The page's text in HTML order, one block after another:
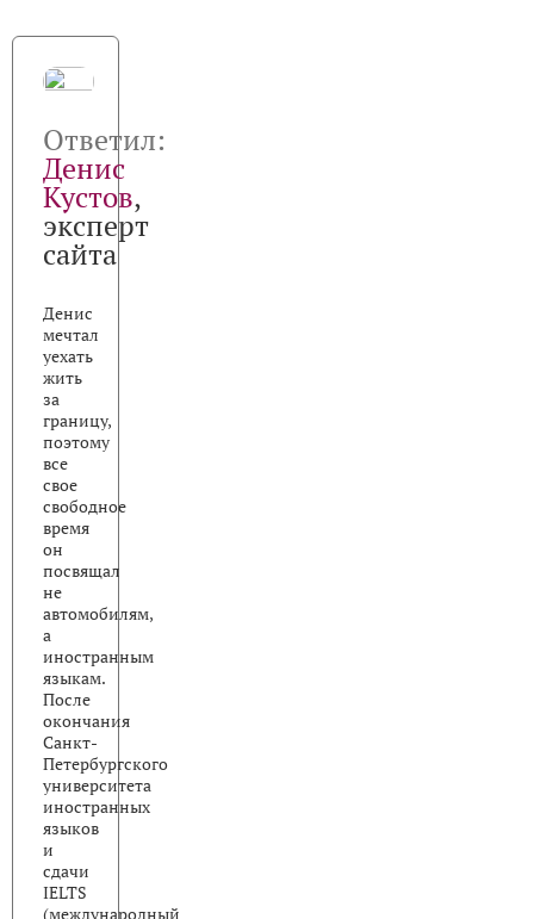
Ответил:
Денис
Кустов,
эксперт
сайта
Денис
мечтал
уехать
жить
за
границу,
поэтому
все
свое
свободное
время
он
посвящал
не
автомобилям,
а
иностранным
языкам.
После
окончания
Санкт-
Петербургского
университета
иностранных
языков
и
сдачи
IELTS
(международный